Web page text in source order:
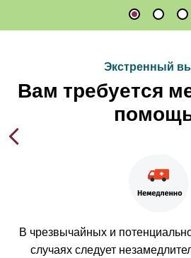
Экстренный
Вам требуется
В чрезвычайных и
случаях следует